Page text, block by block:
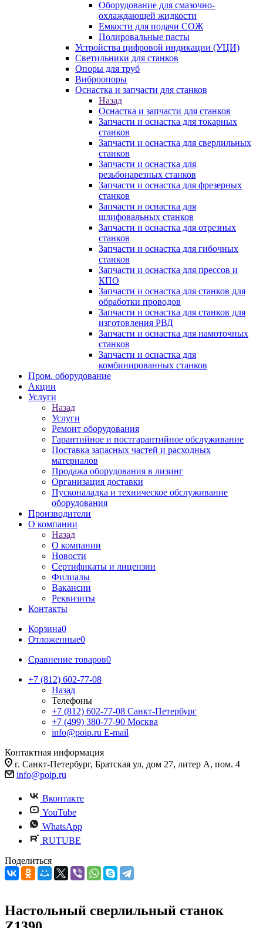
Оборудование для смазочно-
охлаждающей жидкости
Емкости для подачи СОЖ
Полировальные пасты
Устройства цифровой индикации (УЦИ)
Светильники для станков
Опоры для труб
Виброопоры
Оснастка и запчасти для станков
Назад
Оснастка и запчасти для станков
Запчасти и оснастка для токарных
станков
Запчасти и оснастка для сверлильных
станков
Запчасти и оснастка для
резьбонарезных станков
Запчасти и оснастка для фрезерных
станков
Запчасти и оснастка для
шлифовальных станков
Запчасти и оснастка для отрезных
станков
Запчасти и оснастка для гибочных
станков
Запчасти и оснастка для прессов и
КПО
Запчасти и оснастка для станков для
обработки проводов
Запчасти и оснастка для станков для
изготовления РВД
Запчасти и оснастка для намоточных
станков
Запчасти и оснастка для
комбинированных станков
Пром. оборудование
Акции
Услуги
Назад
Услуги
Ремонт оборудования
Гарантийное и постгарантийное обслуживание
Поставка запасных частей и расходных
материалов
Продажа оборудования в лизинг
Организация доставки
Пусконаладка и техническое обслуживание
оборудования
Производители
О компании
Назад
О компании
Новости
Сертификаты и лицензии
Филиалы
Вакансии
Реквизиты
Контакты
Корзина0
Отложенные0
Сравнение товаров0
+7 (812) 602-77-08
Назад
Телефоны
+7 (812) 602-77-08 Санкт-Петербург
+7 (499) 380-77-90 Москва
info@poip.ru E-mail
Контактная информация
г. Санкт-Петербург, Братская ул, дом 27, литер А, пом. 4
info@poip.ru
Вконтакте
YouTube
WhatsApp
RUTUBE
Поделиться
Настольный сверлильный станок